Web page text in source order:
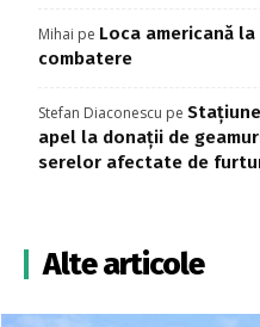
Mihai pe Loca americană
combatere
Stefan Diaconescu pe
apel la donații de
serelor afectate de
Alte articole